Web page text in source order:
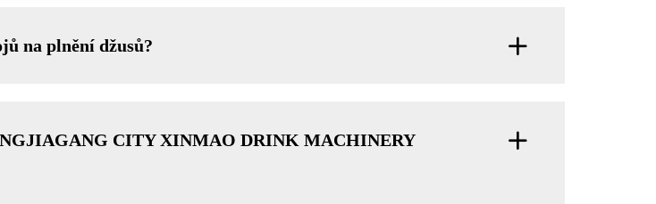
na plnění džusů?
CITY XINMAO DRINK MACHINERY